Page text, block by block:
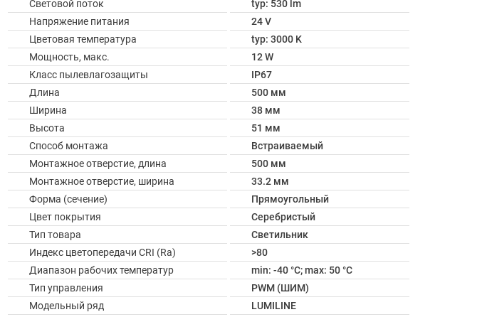
Световой поток
typ: 530 lm
Напряжение питания
24 V
Цветовая температура
typ: 3000 K
Мощность, макс.
12 W
Класс пылевлагозащиты
IP67
Длина
500 мм
Ширина
38 мм
Высота
51 мм
Способ монтажа
Встраиваемый
Монтажное отверстие, длина
500 мм
Монтажное отверстие, ширина
33.2 мм
Форма (сечение)
Прямоугольный
Цвет покрытия
Серебристый
Тип товара
Светильник
Индекс цветопередачи CRI (Ra)
>80
Диапазон рабочих температур
min: -40 °C; max: 50 °C
Тип управления
PWM (ШИМ)
Модельный ряд
LUMILINE